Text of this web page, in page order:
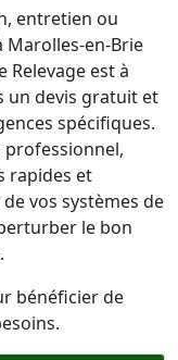
entretien ou
Marolles-en-Brie
Relevage est à
un devis gratuit et
spécifiques.
professionnel,
rapides et
vos systèmes de
le bon
bénéficier de